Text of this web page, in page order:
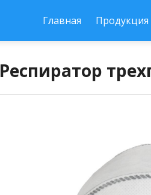
Главная Продукция
Респиратор